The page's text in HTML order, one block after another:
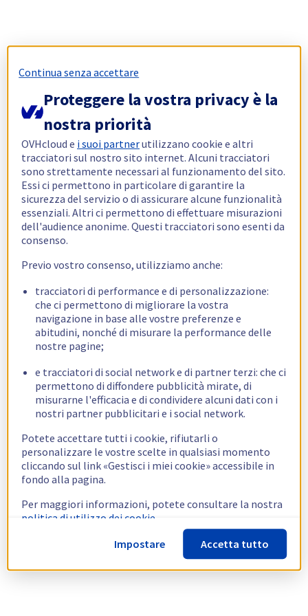
Continua senza accettare
Proteggere la vostra privacy è la
nostra priorità
OVHcloud e i suoi partnerutilizzano cookie e altri
tracciatori sul nostro sito internet. Alcuni tracciatori
sono strettamente necessari al funzionamento del sito.
Essi ci permettono in particolare di garantire la
sicurezza del servizio o di assicurare alcune funzionalità
essenziali. Altri ci permettono di effettuare misurazioni
dell'audience anonime. Questi tracciatori sono esenti da
consenso.
Previo vostro consenso, utilizziamo anche:
tracciatori di performance e di personalizzazione:
che ci permettono di migliorare la vostra
navigazione in base alle vostre preferenze e
abitudini, nonché di misurare la performance delle
nostre pagine;
e tracciatori di social network e di partner terzi: che ci
permettono di diffondere pubblicità mirate, di
misurarne l'efficacia e di condividere alcuni dati con i
nostri partner pubblicitari e i social network.
Potete accettare tutti i cookie, rifiutarli o
personalizzare le vostre scelte in qualsiasi momento
cliccando sul link «Gestisci i miei cookie» accessibile in
fondo alla pagina.
Per maggiori informazioni, potete consultare la nostra
politica di utilizzo dei cookie.
Impostare
Accetta tutto